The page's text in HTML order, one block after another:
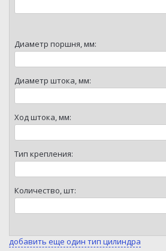
Диаметр поршня, мм:
Диаметр штока, мм:
Ход штока, мм:
Тип крепления:
Количество, шт:
добавить еще один тип цилиндра